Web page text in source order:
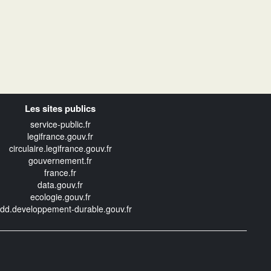
Les sites publics
service-public.fr
legifrance.gouv.fr
circulaire.legifrance.gouv.fr
gouvernement.fr
france.fr
data.gouv.fr
ecologie.gouv.fr
durable.gouv.fr